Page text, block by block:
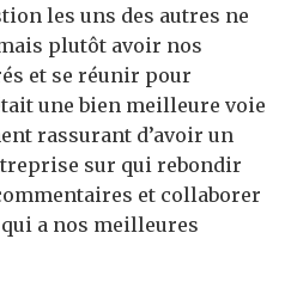
les uns des autres ne
plutôt avoir nos
et se réunir pour
une bien meilleure voie
rassurant d’avoir un
sur qui rebondir
et collaborer
a nos meilleures